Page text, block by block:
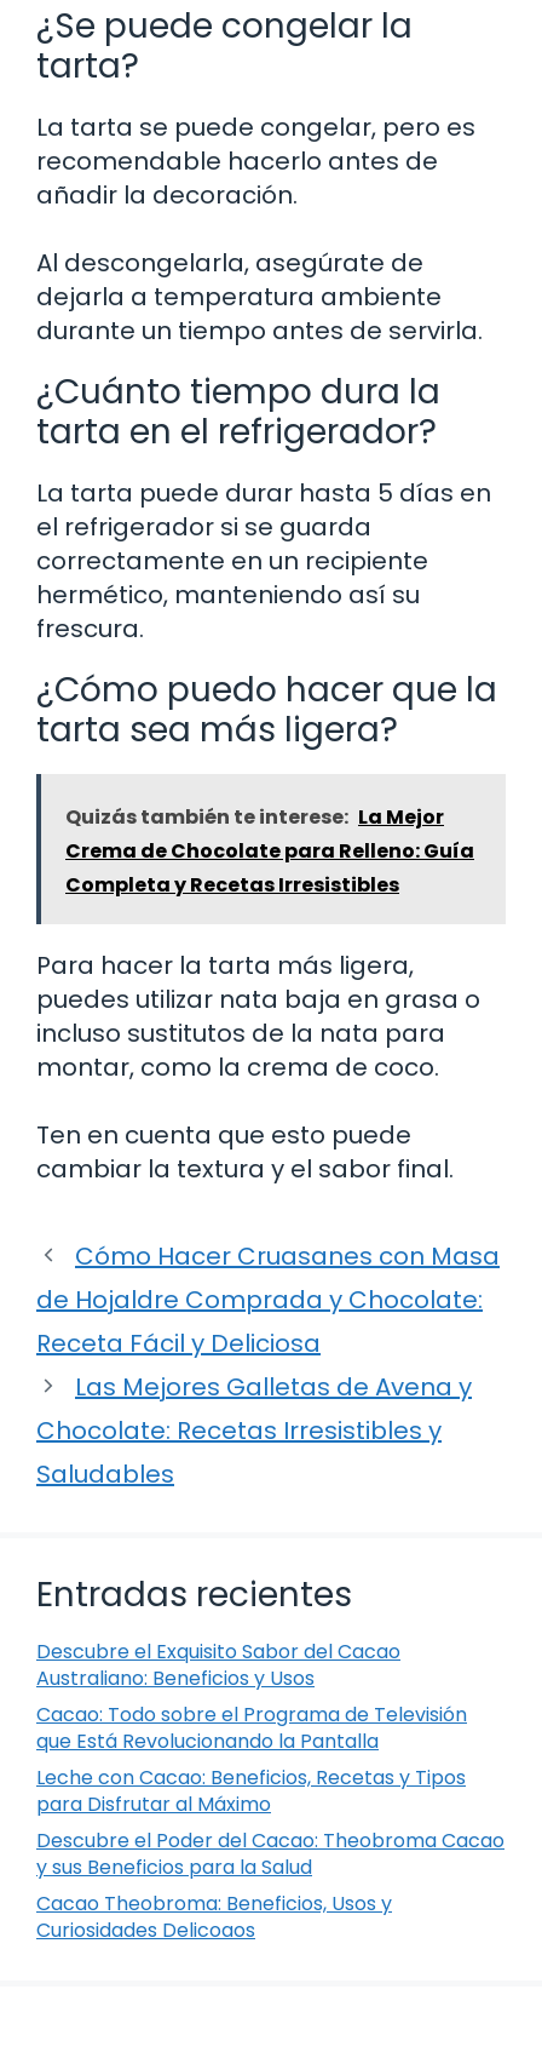
¿Se puede congelar la
tarta?
La tarta se puede congelar, pero es
recomendable hacerlo antes de
añadir la decoración.
Al descongelarla, asegúrate de
dejarla a temperatura ambiente
durante un tiempo antes de servirla.
¿Cuánto tiempo dura la
tarta en el refrigerador?
La tarta puede durar hasta 5 días en
el refrigerador si se guarda
correctamente en un recipiente
hermético, manteniendo así su
frescura.
¿Cómo puedo hacer que la
tarta sea más ligera?
Quizás también te interese: La Mejor
Crema de Chocolate para Relleno: Guía
Completa y Recetas Irresistibles
Para hacer la tarta más ligera,
puedes utilizar nata baja en grasa o
incluso sustitutos de la nata para
montar, como la crema de coco.
Ten en cuenta que esto puede
cambiar la textura y el sabor final.
Cómo Hacer Cruasanes con Masa
de Hojaldre Comprada y Chocolate:
Receta Fácil y Deliciosa
Las Mejores Galletas de Avena y
Chocolate: Recetas Irresistibles y
Saludables
Entradas recientes
Descubre el Exquisito Sabor del Cacao
Australiano: Beneficios y Usos
Cacao: Todo sobre el Programa de Televisión
que Está Revolucionando la Pantalla
Leche con Cacao: Beneficios, Recetas y Tipos
para Disfrutar al Máximo
Descubre el Poder del Cacao: Theobroma Cacao
y sus Beneficios para la Salud
Cacao Theobroma: Beneficios, Usos y
Curiosidades Delicoaos